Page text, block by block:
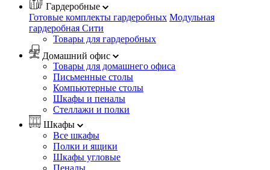
Гардеробные
Готовые комплекты гардеробных Модульная
гардеробная Сити
Товары для гардеробных
Домашний офис
Товары для домашнего офиса
Письменные столы
Компьютерные столы
Шкафы и пеналы
Стеллажи и полки
Шкафы
Все шкафы
Полки и ящики
Шкафы угловые